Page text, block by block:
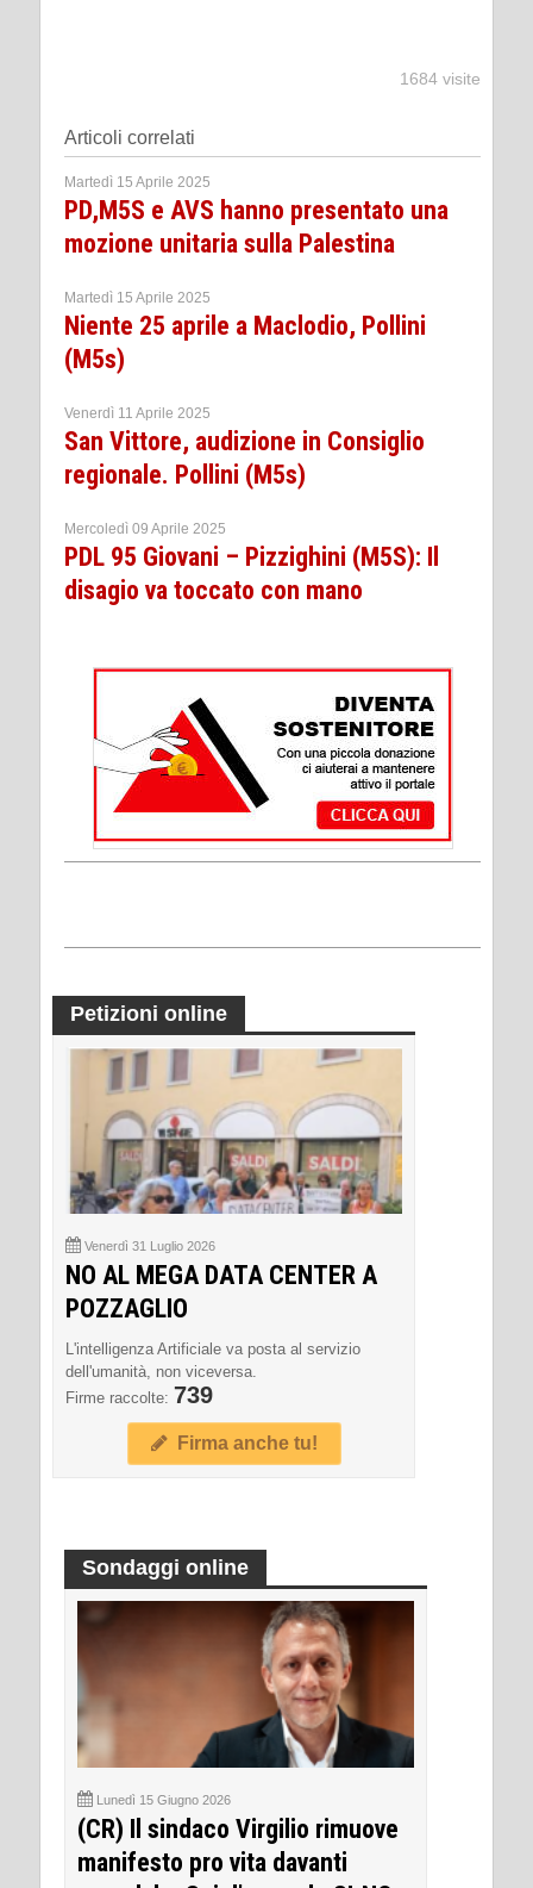
1684 visite
Articoli correlati
Martedì 15 Aprile 2025
PD,M5S e AVS hanno presentato una
mozione unitaria sulla Palestina
Martedì 15 Aprile 2025
Niente 25 aprile a Maclodio, Pollini
(M5s)
Venerdì 11 Aprile 2025
San Vittore, audizione in Consiglio
regionale. Pollini (M5s)
Mercoledì 09 Aprile 2025
PDL 95 Giovani – Pizzighini (M5S): Il
disagio va toccato con mano
Petizioni online
Venerdì 31 Luglio 2026
NO AL MEGA DATA CENTER A
POZZAGLIO
L'intelligenza Artificiale va posta al servizio
dell'umanità, non viceversa.
Firme raccolte: 739
Firma anche tu!
Sondaggi online
Lunedì 15 Giugno 2026
(CR) Il sindaco Virgilio rimuove
manifesto pro vita davanti